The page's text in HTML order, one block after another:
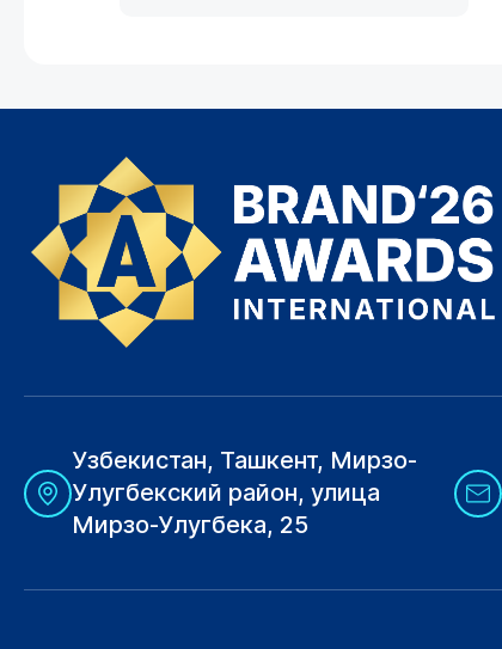
Узбекистан, Ташкент, Мирзо-
Улугбекский район, улица
Мирзо-Улугбека, 25